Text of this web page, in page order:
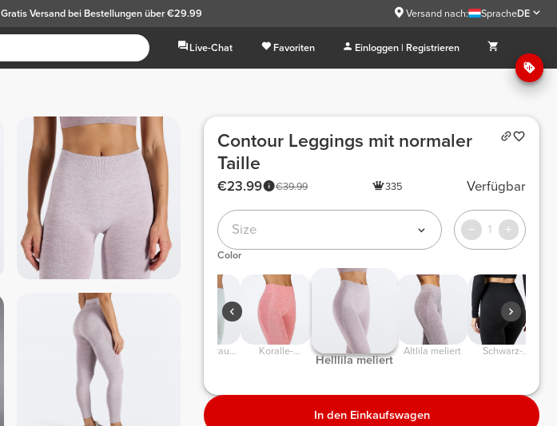
Gratis Versandbei Bestellungen über €29.99 Versand nach: SpracheDE
Live-Chat Favoriten Einloggen | Registrieren
Contour Leggings mit normaler
Taille
€39.99
€23.99 335 Verfügbar
Size 1
Color
Hellgrau-
Melange
Salbeigrau
Koralle-
Helllila meliert
Altlila meliert
Schwarz-
In den Einkaufswagen